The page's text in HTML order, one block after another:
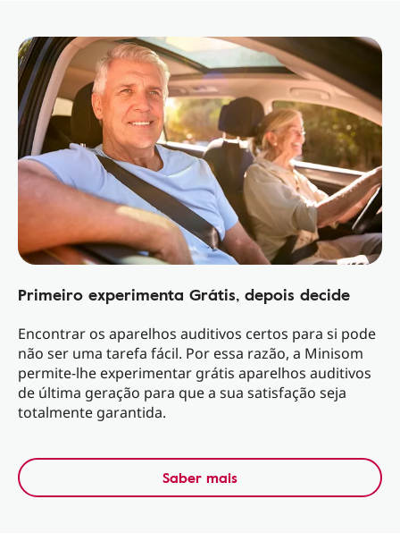
Primeiro experimenta Grátis, depois decide
Encontrar os aparelhos auditivos certos para si pode
não ser uma tarefa fácil. Por essa razão, a Minisom
permite-lhe experimentar grátis aparelhos auditivos
de última geração para que a sua satisfação seja
totalmente garantida.
Saber mais